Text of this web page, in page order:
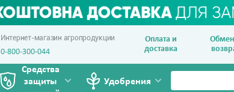
Интернет-магазин агропродукции
0-800-300-044
Оплата и
доставка
Средства
защиты
Удобрения